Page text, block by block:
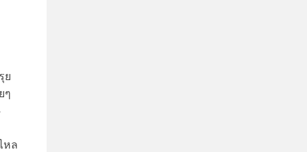
ย
ๆ
หล